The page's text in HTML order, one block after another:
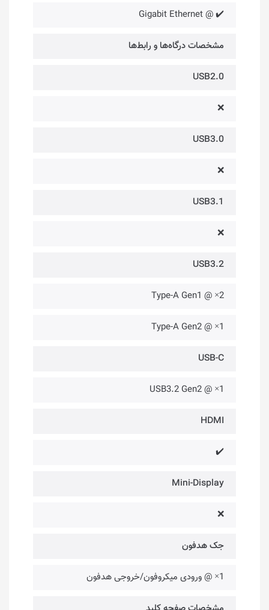
✔️ @ Gigabit Ethernet
مشخصات درگاه‌ها و رابط‌ها
USB2.0
❌
USB3.0
❌
USB3.1
❌
USB3.2
2× @ Type-A Gen1
1× @ Type-A Gen2
USB-C
1× @ USB3.2 Gen2
HDMI
✔️
Mini-Display
❌
جک هدفون
1× @ ورودی میکروفون/خروجی هدفون